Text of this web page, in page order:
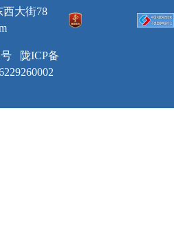
大街78
陇ICP备